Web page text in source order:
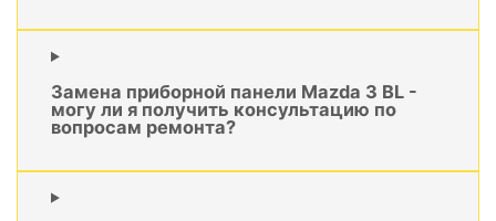
Замена приборной панели Mazda 3 BL -
могу ли я получить консультацию по
вопросам ремонта?